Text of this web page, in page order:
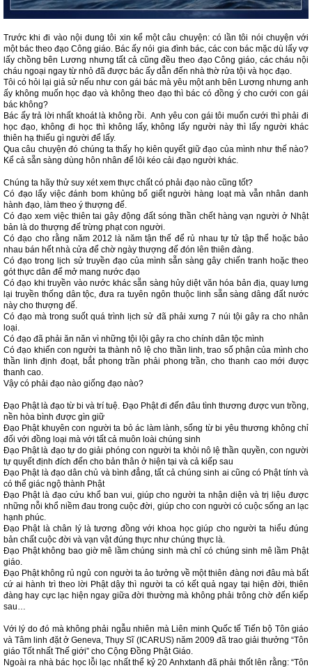
Trước khi đi vào nội dung tôi xin kể một câu chuyện: có lần tôi nói chuyện với
một bác theo đạo Công giáo. Bác ấy nói gia đình bác, các con bác mặc dù lấy vợ
lấy chồng bên Lương nhưng tất cả cũng đều theo đạo Công giáo, các cháu nội
cháu ngoại ngay từ nhỏ đã được bác ấy dẫn đến nhà thờ rửa tội và học đạo.
Tôi có hỏi lại giả sử nếu như con gái bác mà yêu một anh bên Lương nhưng anh
ấy không muốn học đạo và không theo đạo thì bác có đồng ý cho cưới con gái
bác không?
Bác ấy trả lời nhất khoát là không rồi. Anh yêu con gái tôi muốn cưới thì phải đi
học đạo, không đi học thì không lấy, không lấy người này thì lấy người khác
thiên hạ thiếu gì người để lấy.
Qua câu chuyện đó chúng ta thấy họ kiên quyết giữ đạo của mình như thế nào?
Kể cả sẵn sàng dùng hôn nhân để lôi kéo cải đạo người khác.
Chúng ta hãy thử suy xét xem thực chất có phải đạo nào cũng tốt?
Có đạo lấy việc đánh bom khủng bố giết người hàng loạt mà vẫn nhân danh
hành đạo, làm theo ý thượng đế.
Có đạo xem việc thiên tai gây động đất sóng thần chết hàng vạn người ở Nhật
bản là do thượng đế trừng phạt con người.
Có đạo cho rằng năm 2012 là năm tận thế để rủ nhau tự tử tập thể hoặc bảo
nhau bán hết nhà cửa để chờ ngày thượng đế đón lên thiên đàng.
Có đạo trong lịch sử truyền đạo của mình sẵn sàng gây chiến tranh hoặc theo
gót thực dân để mở mang nước đạo
Có đạo khi truyền vào nước khác sẵn sàng hủy diệt văn hóa bản địa, quay lưng
lại truyền thống dân tộc, đưa ra tuyên ngôn thuộc linh sẵn sàng dâng đất nước
này cho thượng đế.
Có đạo mà trong suốt quá trình lịch sử đã phải xưng 7 núi tội gây ra cho nhân
loại.
Có đạo đã phải ăn năn vì những tội lội gây ra cho chính dân tộc mình
Có đạo khiến con người ta thành nô lệ cho thần linh, trao số phận của mình cho
thần linh định đoạt, bắt phong trần phải phong trần, cho thanh cao mới được
thanh cao.
Vậy có phải đạo nào giống đạo nào?
Đạo Phật là đạo từ bi và trí tuệ. Đạo Phật đi đến đâu tình thương được vun trồng,
nền hòa bình được gìn giữ
Đạo Phật khuyên con người ta bỏ ác làm lành, sống từ bi yêu thương không chỉ
đối với đồng loại mà với tất cả muôn loài chúng sinh
Đạo Phật là đạo tự do giải phóng con người ta khỏi nô lệ thần quyền, con người
tự quyết định đích đến cho bản thân ở hiện tại và cả kiếp sau
Đạo Phật là đạo dân chủ và bình đẳng, tất cả chúng sinh ai cũng có Phật tính và
có thể giác ngộ thành Phật
Đạo Phật là đạo cứu khổ ban vui, giúp cho người ta nhận diện và trị liệu được
những nỗi khổ niềm đau trong cuộc đời, giúp cho con người có cuộc sống an lạc
hạnh phúc.
Đạo Phật là chân lý là tương đồng với khoa học giúp cho người ta hiểu đúng
bản chất cuộc đời và vạn vật đúng thực như chúng thực là.
Đạo Phật không bao giờ mê lầm chúng sinh mà chỉ có chúng sinh mê lầm Phật
giáo.
Đạo Phật không rủ ngủ con người ta ảo tưởng về một thiên đàng nơi đâu mà bất
cứ ai hành trì theo lời Phật dậy thì người ta có kết quả ngay tại hiện đời, thiên
đàng hay cực lạc hiện ngay giữa đời thường mà không phải trông chờ đến kiếp
sau…
Với lý do đó mà không phải ngẫu nhiên mà Liên minh Quốc tế Tiến bộ Tôn giáo
và Tâm linh đặt ở Geneva, Thụy Sĩ (ICARUS) năm 2009 đã trao giải thưởng “Tôn
giáo Tốt nhất Thế giới” cho Cộng Đồng Phật Giáo.
Ngoài ra nhà bác học lỗi lạc nhất thể kỷ 20 Anhxtanh đã phải thốt lên rằng: “Tôn